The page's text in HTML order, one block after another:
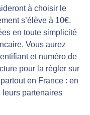
à choisir le
s’élève à 10€.
en toute simplicité
Vous aurez
et numéro de
pour la régler sur
en France : en
leurs partenaires